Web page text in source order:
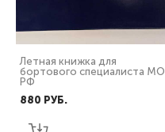
Летная книжка для
бортового специалиста МО
РФ
880 PУБ.